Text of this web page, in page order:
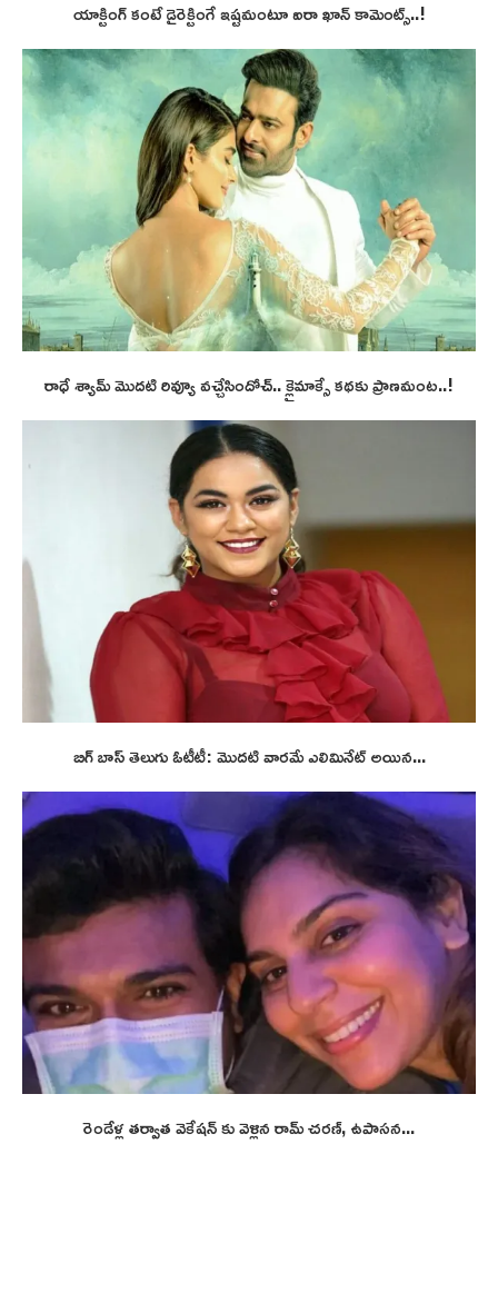
యాక్టింగ్ కంటే డైరెక్టింగే ఇష్టమంటూ ఐరా ఖాన్ కామెంట్స్..!
రాధే శ్యామ్ మొదటి రివ్యూ వచ్చేసిందోచ్.. క్లైమాక్సే కథకు ప్రాణమంట..!
బిగ్ బాస్ తెలుగు ఓటీటీ: మొదటి వారమే ఎలిమినేట్ అయిన...
రెండేళ్ల తర్వాత వెకేషన్ కు వెళ్లిన రామ్ చరణ్, ఉపాసన...